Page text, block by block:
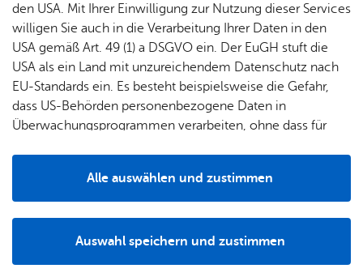
Ver­an­stal­tungs­lis­te dru­cken Fil­ter lö­schen
Es wur­den keine Ver­an­stal­tun­gen ge­fun­den.
Den städ­ti­schen Ver­an­stal­tungs­ka­len­der fin­
den Sie unter
www.​kalender.​fri​edri​chsh​afen.​
de.
den USA. Mit Ihrer Einwilligung zur Nutzung dieser Services
willigen Sie auch in die Verarbeitung Ihrer Daten in den
USA gemäß Art. 49 (1) a DSGVO ein. Der EuGH stuft die
USA als ein Land mit unzureichendem Datenschutz nach
EU-Standards ein. Es besteht beispielsweise die Gefahr,
dass US-Behörden personenbezogene Daten in
Überwachungsprogrammen verarbeiten, ohne dass für
Auswahl speichern und zustimmen
Alle auswählen und zustimmen